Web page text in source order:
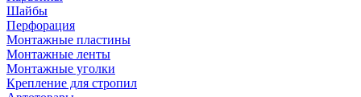
Шайбы
Перфорация
Монтажные пластины
Монтажные ленты
Монтажные уголки
Крепление для стропил